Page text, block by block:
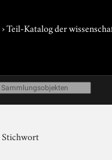
› Teil-Katalog der
Stichwort